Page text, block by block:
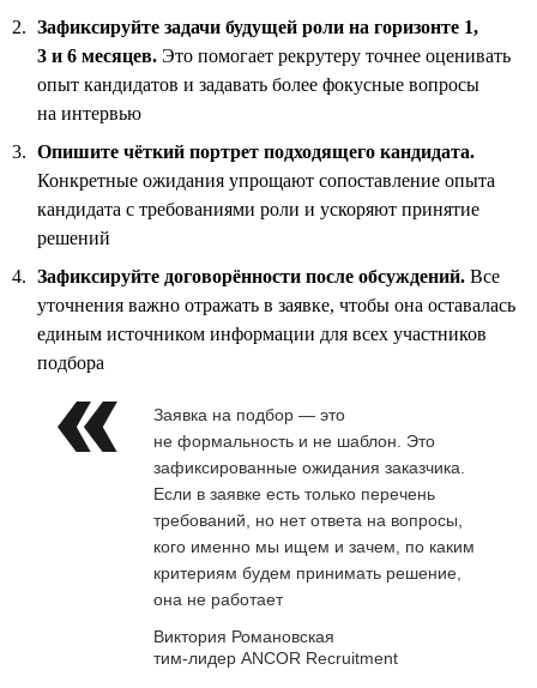
Зафиксируйте задачи будущей роли на горизонте 1,
3 и 6 месяцев. Это помогает рекрутеру точнее оценивать
опыт кандидатов и задавать более фокусные вопросы
на интервью
Опишите чёткий портрет подходящего кандидата.
Конкретные ожидания упрощают сопоставление опыта
кандидата с требованиями роли и ускоряют принятие
решений
Зафиксируйте договорённости после обсуждений. Все
уточнения важно отражать в заявке, чтобы она оставалась
единым источником информации для всех участников
подбора
Заявка на подбор — это
не формальность и не шаблон. Это
зафиксированные ожидания заказчика.
Если в заявке есть только перечень
требований, но нет ответа на вопросы,
кого именно мы ищем и зачем, по каким
критериям будем принимать решение,
она не работает
Виктория Романовская
тим-лидер ANCOR Recruitment